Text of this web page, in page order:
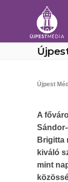
Újpest
A
Brigitta
kiváló
mint